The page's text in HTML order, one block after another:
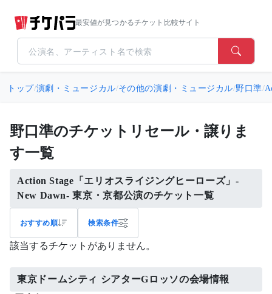
最安値が見つかるチケット比較サイト
トップ/演劇・ミュージカル/その他の演劇・ミュージカル/野口準/
野口準のチケットリセール・譲りま
す一覧
Action Stage「エリオスライジングヒーローズ」-
New Dawn- 東京・京都公演のチケット一覧
おすすめ順 検索条件
該当するチケットがありません。
東京ドームシティ シアターGロッソの会場情報